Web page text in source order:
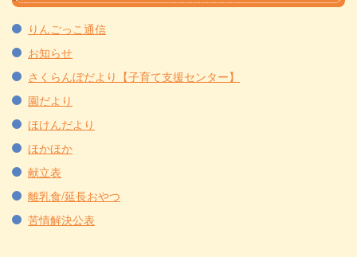
りんごっこ通信
お知らせ
さくらんぼだより【子育て支援センター】
園だより
ほけんだより
ほかほか
献立表
離乳食/延長おやつ
苦情解決公表